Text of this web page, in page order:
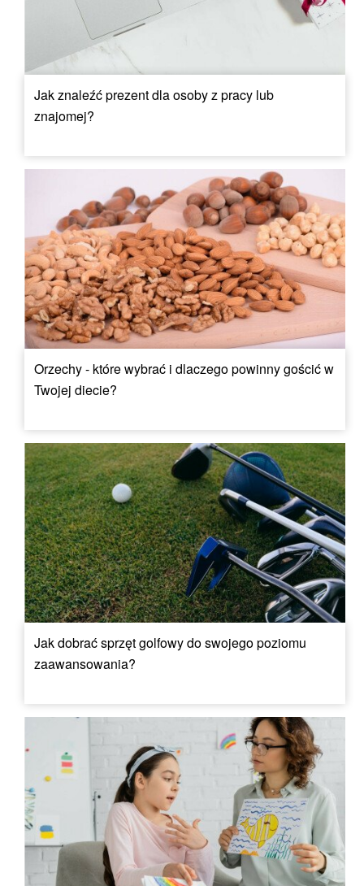
Jak znaleźć prezent dla osoby z pracy lub
znajomej?
Orzechy - które wybrać i dlaczego powinny gościć w
Twojej diecie?
Jak dobrać sprzęt golfowy do swojego poziomu
zaawansowania?